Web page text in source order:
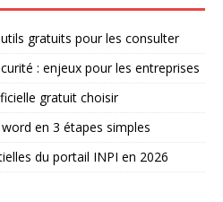
gratuits pour les consulter
: enjeux pour les entreprises
gratuit choisir
en 3 étapes simples
du portail INPI en 2026